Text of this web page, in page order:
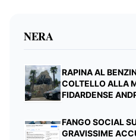
NERA
RAPINA AL
COLTELLO ALLA
FIDARDENSE
FANGO SOCIAL
GRAVISSIME